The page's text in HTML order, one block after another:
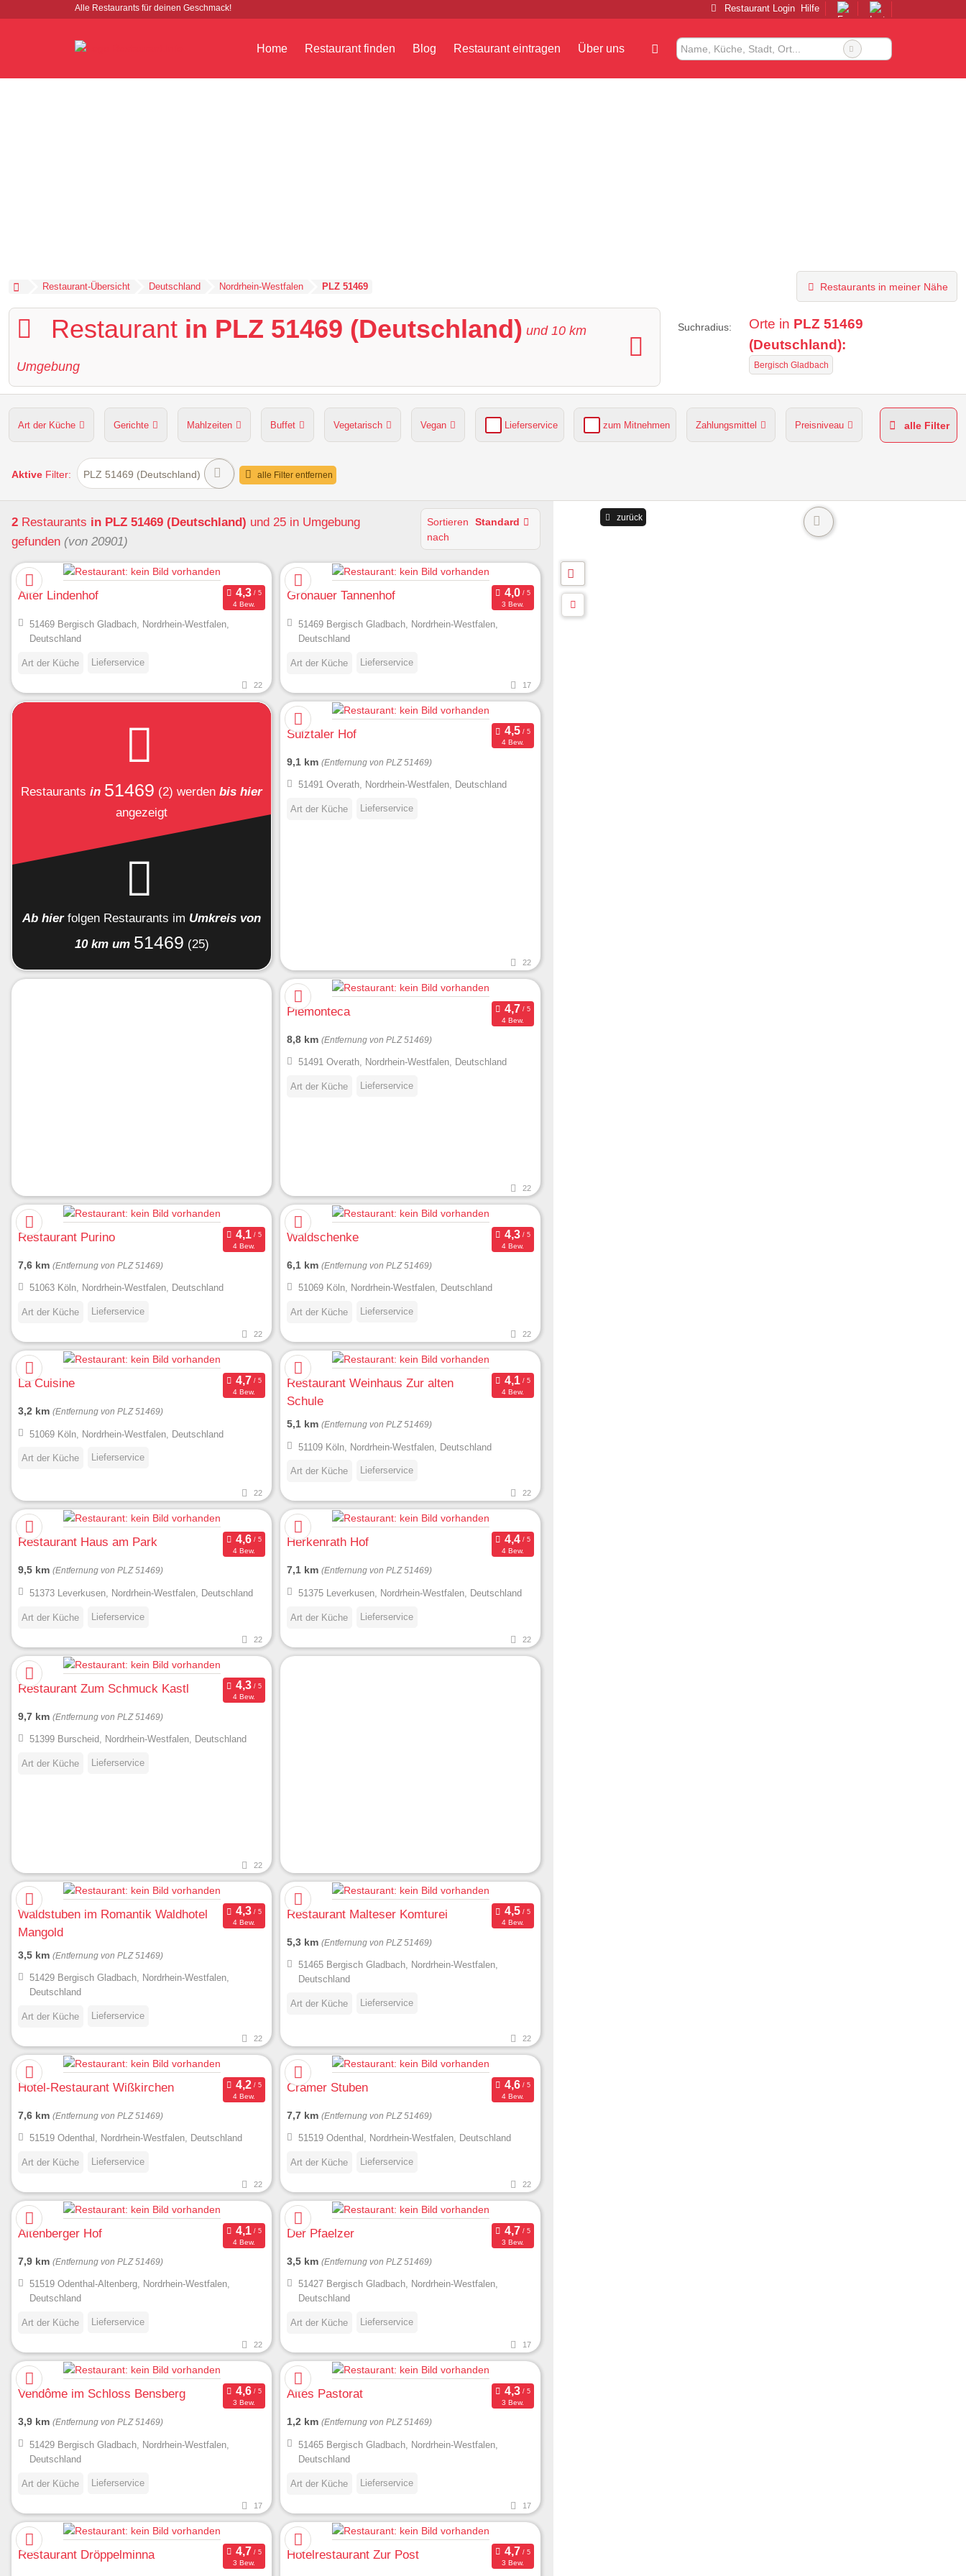
Alle Restaurants für deinen Geschmack! Restaurant Login Hilfe
Home Restaurant finden Blog Restaurant eintragen Über uns
Restaurant-Übersicht Deutschland Nordrhein-Westfalen PLZ 51469 Restaurants in meiner Nähe
Restaurant in PLZ 51469 (Deutschland) und 10 km
Umgebung
Suchradius: Orte in PLZ 51469
(Deutschland):
Bergisch Gladbach
Art der Küche Gerichte Mahlzeiten Buffet Vegetarisch Vegan Lieferservice zum Mitnehmen Zahlungsmittel Preisniveau
Hunde erlaubt Kapazität Sitzplätze im Freien
alle Filter
Aktive Filter: PLZ 51469 (Deutschland) alle Filter entfernen
2 Restaurants in PLZ 51469 (Deutschland) und 25 in Umgebung
gefunden (von 20901)
Sortieren
nach
Standard
Alter Lindenhof
4 Bew.
51469 Bergisch Gladbach, Nordrhein-Westfalen,
Deutschland
Art der Küche Lieferservice
22
Gronauer Tannenhof
3 Bew.
51469 Bergisch Gladbach, Nordrhein-Westfalen,
Deutschland
Art der Küche Lieferservice
17
Restaurants in 51469 (2) werden bis hier
angezeigt
Ab hier folgen Restaurants im Umkreis von
10 km um 51469 (25)
Sülztaler Hof
4 Bew.
9,1 km (Entfernung von PLZ 51469)
51491 Overath, Nordrhein-Westfalen, Deutschland
Art der Küche Lieferservice
22
Piemonteca
4 Bew.
8,8 km (Entfernung von PLZ 51469)
51491 Overath, Nordrhein-Westfalen, Deutschland
Art der Küche Lieferservice
22
Restaurant Purino
4 Bew.
7,6 km (Entfernung von PLZ 51469)
51063 Köln, Nordrhein-Westfalen, Deutschland
Art der Küche Lieferservice
22
Waldschenke
4 Bew.
6,1 km (Entfernung von PLZ 51469)
51069 Köln, Nordrhein-Westfalen, Deutschland
Art der Küche Lieferservice
22
La Cuisine
4 Bew.
3,2 km (Entfernung von PLZ 51469)
51069 Köln, Nordrhein-Westfalen, Deutschland
Art der Küche Lieferservice
22
Restaurant Weinhaus Zur alten
Schule
4 Bew.
5,1 km (Entfernung von PLZ 51469)
51109 Köln, Nordrhein-Westfalen, Deutschland
Art der Küche Lieferservice
22
Restaurant Haus am Park
4 Bew.
9,5 km (Entfernung von PLZ 51469)
51373 Leverkusen, Nordrhein-Westfalen, Deutschland
Art der Küche Lieferservice
22
Herkenrath Hof
4 Bew.
7,1 km (Entfernung von PLZ 51469)
51375 Leverkusen, Nordrhein-Westfalen, Deutschland
Art der Küche Lieferservice
22
Restaurant Zum Schmuck Kastl
4 Bew.
9,7 km (Entfernung von PLZ 51469)
51399 Burscheid, Nordrhein-Westfalen, Deutschland
Art der Küche Lieferservice
22
Waldstuben im Romantik Waldhotel
Mangold
4 Bew.
3,5 km (Entfernung von PLZ 51469)
51429 Bergisch Gladbach, Nordrhein-Westfalen,
Deutschland
Art der Küche Lieferservice
22
Restaurant Malteser Komturei
4 Bew.
5,3 km (Entfernung von PLZ 51469)
51465 Bergisch Gladbach, Nordrhein-Westfalen,
Deutschland
Art der Küche Lieferservice
22
Hotel-Restaurant Wißkirchen
4 Bew.
7,6 km (Entfernung von PLZ 51469)
51519 Odenthal, Nordrhein-Westfalen, Deutschland
Art der Küche Lieferservice
22
Cramer Stuben
4 Bew.
7,7 km (Entfernung von PLZ 51469)
51519 Odenthal, Nordrhein-Westfalen, Deutschland
Art der Küche Lieferservice
22
Altenberger Hof
4 Bew.
7,9 km (Entfernung von PLZ 51469)
51519 Odenthal-Altenberg, Nordrhein-Westfalen,
Deutschland
Art der Küche Lieferservice
22
Der Pfaelzer
3 Bew.
3,5 km (Entfernung von PLZ 51469)
51427 Bergisch Gladbach, Nordrhein-Westfalen,
Deutschland
Art der Küche Lieferservice
17
Vendôme im Schloss Bensberg
3 Bew.
3,9 km (Entfernung von PLZ 51469)
51429 Bergisch Gladbach, Nordrhein-Westfalen,
Deutschland
Art der Küche Lieferservice
17
Altes Pastorat
3 Bew.
1,2 km (Entfernung von PLZ 51469)
51465 Bergisch Gladbach, Nordrhein-Westfalen,
Deutschland
Art der Küche Lieferservice
17
Restaurant Dröppelminna
3 Bew.
Hotelrestaurant Zur Post
3 Bew.
zurück